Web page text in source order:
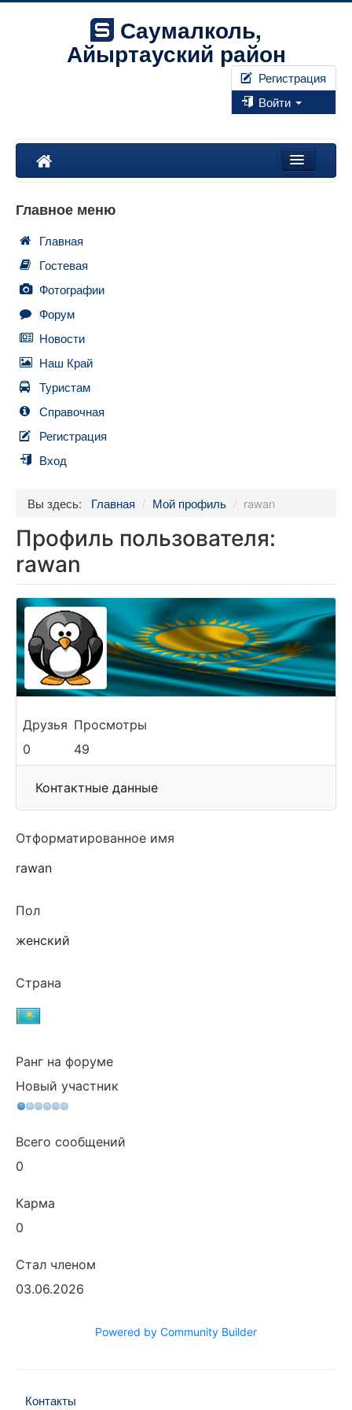
Саумалколь,
Айыртауский район
Регистрация
Войти
Правила
Главное меню
Главная
Гостевая
Фотографии
Форум
Новости
Наш Край
Туристам
Справочная
Регистрация
Вход
Вы здесь: Главная / Мой профиль / rawan
Профиль пользователя:
rawan
Друзья
0
Просмотры
49
Контактные данные
Отформатированное имя
rawan
Пол
женский
Страна
Ранг на форуме
Новый участник
Всего сообщений
0
Карма
0
Стал членом
03.06.2026
Powered by Community Builder
Контакты